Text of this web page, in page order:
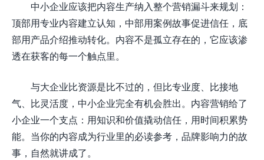
中小企业应该把内容生产纳入整个营销漏斗来规划：
顶部用专业内容建立认知，中部用案例故事促进信任，底
部用产品介绍推动转化。内容不是孤立存在的，它应该渗
透在获客的每一个触点里。
与大企业比资源是比不过的，但比专业度、比接地
气、比灵活度，中小企业完全有机会胜出。内容营销给了
小企业一个支点：用知识和价值撬动信任，用时间积累势
能。当你的内容成为行业里的必读参考，品牌影响力的故
事，自然就讲成了。